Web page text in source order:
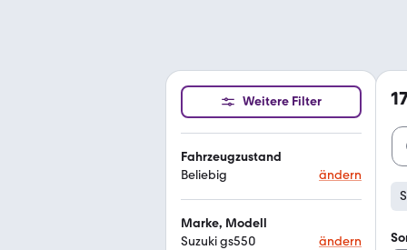
Weitere Filter
Fahrzeugzustand
Beliebig
ändern
Marke, Modell
Suzuki gs550
ändern